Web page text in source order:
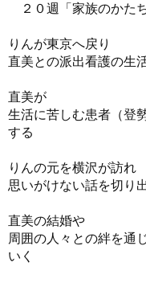
２０週「家族のかたち
りんが東京へ戻り
直美との派出看護の生
直美が
生活に苦しむ患者（登
する
りんの元を横沢が訪れ
思いがけない話を切り
直美の結婚や
周囲の人々との絆を通
いく